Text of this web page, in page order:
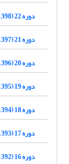
دوره 22 (1398)
دوره 21 (1397)
دوره 20 (1396)
دوره 19 (1395)
دوره 18 (1394)
دوره 17 (1393)
دوره 16 (1392)